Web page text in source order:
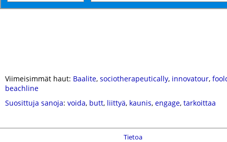
Viimeisimmät haut: Baalite, sociotherapeutically, innovatour,
beachline
Suosittuja sanoja: voida, butt, liittyä, kaunis, engage, tarkoittaa
Tietoa